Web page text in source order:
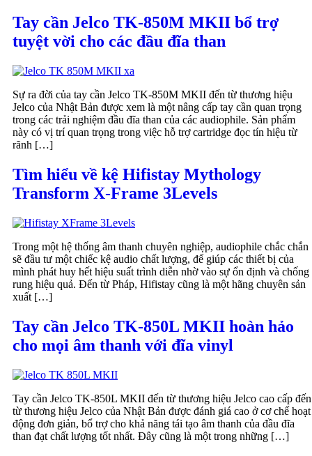
Tay cần Jelco TK-850M MKII bổ trợ
tuyệt vời cho các đầu đĩa than
Sự ra đời của tay cần Jelco TK-850M MKII đến từ thương hiệu
Jelco của Nhật Bản được xem là một nâng cấp tay cần quan trọng
trong các trải nghiệm đầu đĩa than của các audiophile. Sản phẩm
này có vị trí quan trọng trong việc hỗ trợ cartridge đọc tín hiệu từ
rãnh […]
Tìm hiểu về kệ Hifistay Mythology
Transform X-Frame 3Levels
Trong một hệ thống âm thanh chuyên nghiệp, audiophile chắc chắn
sẽ đầu tư một chiếc kệ audio chất lượng, để giúp các thiết bị của
mình phát huy hết hiệu suất trình diễn nhờ vào sự ổn định và chống
rung hiệu quả. Đến từ Pháp, Hifistay cũng là một hãng chuyên sản
xuất […]
Tay cần Jelco TK-850L MKII hoàn hảo
cho mọi âm thanh với đĩa vinyl
Tay cần Jelco TK-850L MKII đến từ thương hiệu Jelco cao cấp đến
từ thương hiệu Jelco của Nhật Bản được đánh giá cao ở cơ chế hoạt
động đơn giản, bổ trợ cho khả năng tái tạo âm thanh của đầu đĩa
than đạt chất lượng tốt nhất. Đây cũng là một trong những […]